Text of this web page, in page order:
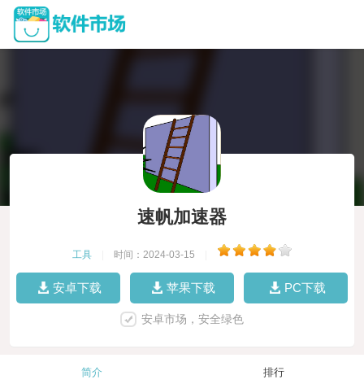
速帆加速器
工具 时间：2024-03-15
安卓下载 苹果下载 PC下载
安卓市场，安全绿色
简介 排行